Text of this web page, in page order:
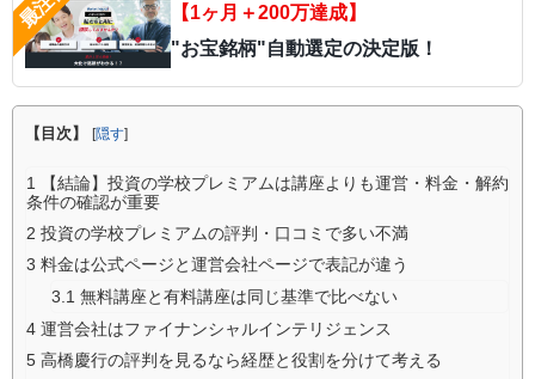
【1ヶ月＋200万達成】
"お宝銘柄"自動選定の決定版！
【目次】 [隠す]
1
【結論】投資の学校プレミアムは講座よりも運営・料金・解約
条件の確認が重要
2 投資の学校プレミアムの評判・口コミで多い不満
3 料金は公式ページと運営会社ページで表記が違う
3.1 無料講座と有料講座は同じ基準で比べない
4 運営会社はファイナンシャルインテリジェンス
5 高橋慶行の評判を見るなら経歴と役割を分けて考える